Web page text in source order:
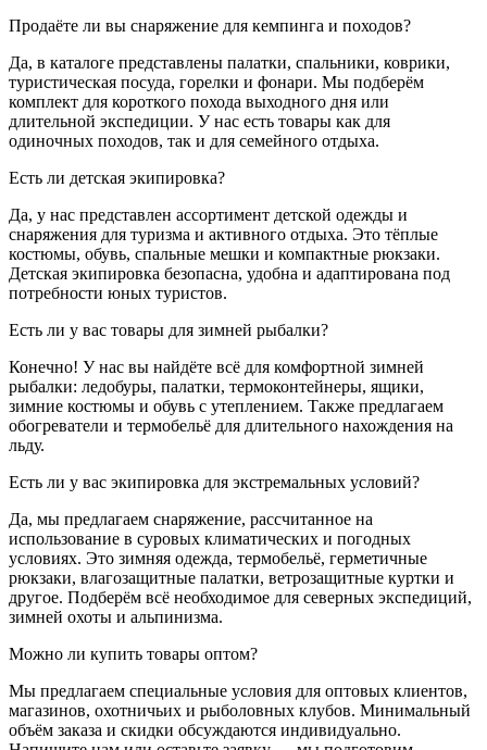
Продаёте ли вы снаряжение для кемпинга и походов?
Да, в каталоге представлены палатки, спальники, коврики,
туристическая посуда, горелки и фонари. Мы подберём
комплект для короткого похода выходного дня или
длительной экспедиции. У нас есть товары как для
одиночных походов, так и для семейного отдыха.
Есть ли детская экипировка?
Да, у нас представлен ассортимент детской одежды и
снаряжения для туризма и активного отдыха. Это тёплые
костюмы, обувь, спальные мешки и компактные рюкзаки.
Детская экипировка безопасна, удобна и адаптирована под
потребности юных туристов.
Есть ли у вас товары для зимней рыбалки?
Конечно! У нас вы найдёте всё для комфортной зимней
рыбалки: ледобуры, палатки, термоконтейнеры, ящики,
зимние костюмы и обувь с утеплением. Также предлагаем
обогреватели и термобельё для длительного нахождения на
льду.
Есть ли у вас экипировка для экстремальных условий?
Да, мы предлагаем снаряжение, рассчитанное на
использование в суровых климатических и погодных
условиях. Это зимняя одежда, термобельё, герметичные
рюкзаки, влагозащитные палатки, ветрозащитные куртки и
другое. Подберём всё необходимое для северных экспедиций,
зимней охоты и альпинизма.
Можно ли купить товары оптом?
Мы предлагаем специальные условия для оптовых клиентов,
магазинов, охотничьих и рыболовных клубов. Минимальный
объём заказа и скидки обсуждаются индивидуально.